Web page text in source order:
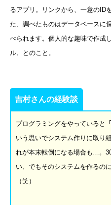
るアプリ。リンクから、一意のID
た、調べたものはデータベースに
べられます。個人的な趣味で作成
ル、とのこと。
吉村さんの経験談
プログラミングをやっていると
いう思いでシステム作りに取り
れが本末転倒になる場合も…。
い、でもそのシステムを作るの
（笑）